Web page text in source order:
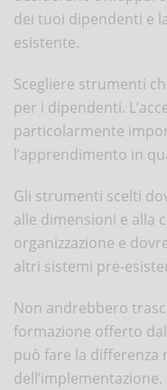
dei tuoi dipendenti e
esistente.
Scegliere strumenti
per i dipendenti.
particolarmente
l’apprendimento in
Gli strumenti scelti
alle dimensioni e alla
organizzazione e
altri sistemi pre-
Non andrebbero
formazione offerto
può fare la differenza
dell’implementazione.